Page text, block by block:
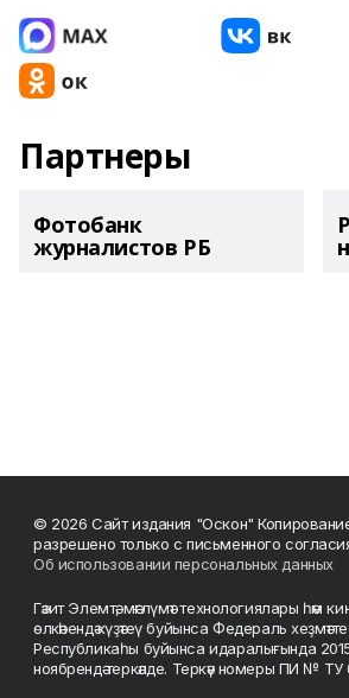
Партнеры
Фотобанк
журналистов РБ
© 2026 Сайт издания "Оскон"
разрешено только с письменного
Об использовании персональных данных
Гәзит Элемтә, мәғлүмәт технологиялары һәм
өлкәһендә күҙәтеү буйынса Федераль
Республикаһы буйынса идаралығында
ноябрендә теркәлде. Теркәү номеры ПИ № ТУ